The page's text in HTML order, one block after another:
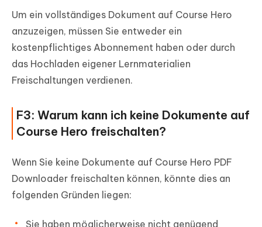
Um ein vollständiges Dokument auf Course Hero
anzuzeigen, müssen Sie entweder ein
kostenpflichtiges Abonnement haben oder durch
das Hochladen eigener Lernmaterialien
Freischaltungen verdienen.
F3: Warum kann ich keine Dokumente auf
Course Hero freischalten?
Wenn Sie keine Dokumente auf Course Hero PDF
Downloader freischalten können, könnte dies an
folgenden Gründen liegen:
Sie haben möglicherweise nicht genügend